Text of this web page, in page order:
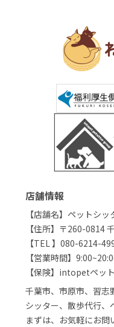
店舗情報
【店舗名】ペットシ
【住所】〒260-0814
【TEL 】080-6214-
【営業時間】
【保険】intopetペッ
千葉市、市原市、習志
シッター、散歩代行、
まずは、お気軽にお問